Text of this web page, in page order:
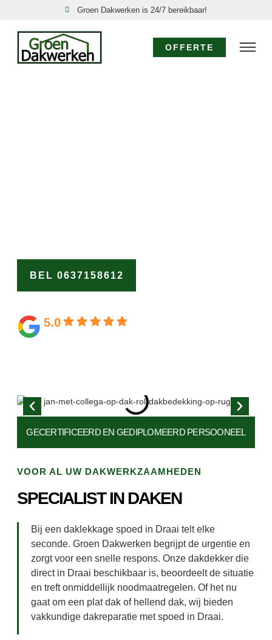
Groen Dakwerken is 24/7 bereikbaar!
OFFERTE
BEL 0637158612
5.0
GECERTIFICEERD EN GEDIPLOMEERD PERSOONEEL
VOOR AL UW DAKWERKZAAMHEDEN
SPECIALIST IN DAKEN
Bij een daklekkage spoed in Draai telt elke
seconde. Groen Dakwerken begrijpt de urgentie en
zorgt voor een snelle respons. Onze dakdekker die
direct in Draai beschikbaar is, beoordeelt de situatie
en treft onmiddellijk noodmaatregelen. Of het nu
gaat om een plat dak of hellend dak, wij bieden
vakkundige dakreparatie met spoed in Draai.